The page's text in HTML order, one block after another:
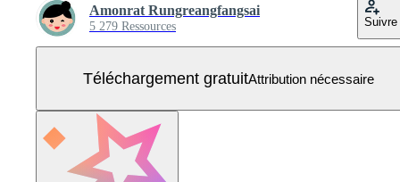
Amonrat Rungreangfangsai
5 279 Ressources Suivre
Téléchargement gratuitAttribution nécessaire